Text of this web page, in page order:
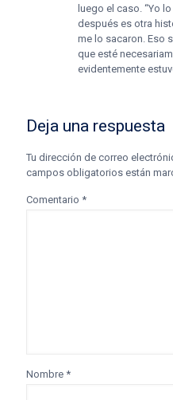
luego el caso. “Yo
después es otra
me lo sacaron. Eso
que esté
evidentemente
Deja una respuesta
Tu dirección de correo
campos obligatorios están
Comentario *
Nombre *